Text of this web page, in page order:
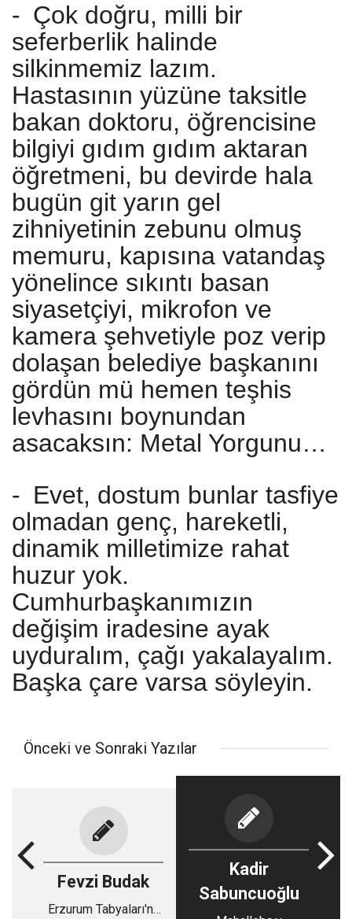
- Çok doğru, milli bir
seferberlik halinde
silkinmemiz lazım.
Hastasının yüzüne taksitle
bakan doktoru, öğrencisine
bilgiyi gıdım gıdım aktaran
öğretmeni, bu devirde hala
bugün git yarın gel
zihniyetinin zebunu olmuş
memuru, kapısına vatandaş
yönelince sıkıntı basan
siyasetçiyi, mikrofon ve
kamera şehvetiyle poz verip
dolaşan belediye başkanını
gördün mü hemen teşhis
levhasını boynundan
asacaksın: Metal Yorgunu…
- Evet, dostum bunlar tasfiye
olmadan genç, hareketli,
dinamik milletimize rahat
huzur yok.
Cumhurbaşkanımızın
değişim iradesine ayak
uyduralım, çağı yakalayalım.
Başka çare varsa söyleyin.
Önceki ve Sonraki Yazılar
Fevzi Budak
Erzurum Tabyaları'na
Kadir
Sabuncuoğlu